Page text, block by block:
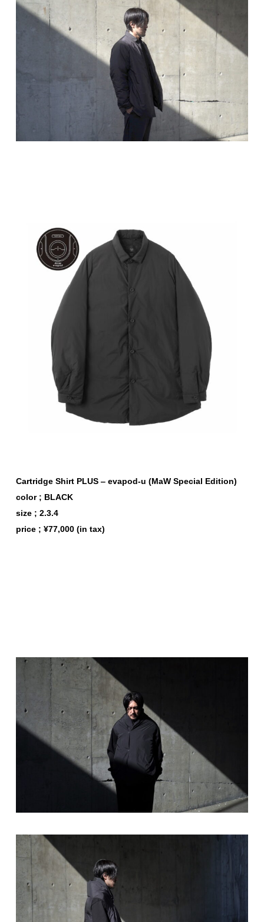
Cartridge Shirt PLUS ‒ evapod-u (MaW Special Edition)
color ; BLACK
size ; 2.3.4
price ; ¥77,000 (in tax)